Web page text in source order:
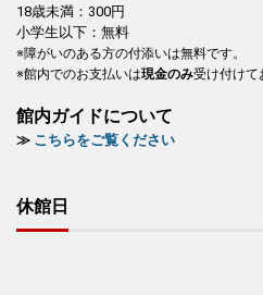
18歳未満：300円
小学生以下：無料
※障がいのある方の付添いは無料です。
※館内でのお支払いは現金のみ受け付けて
館内ガイドについて
≫ こちらをご覧ください
休館日